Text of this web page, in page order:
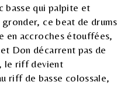
basse qui palpite et
ce beat de drums
en accroches étouffées,
Don décarrent pas de
le riff devient
riff de basse colossale,